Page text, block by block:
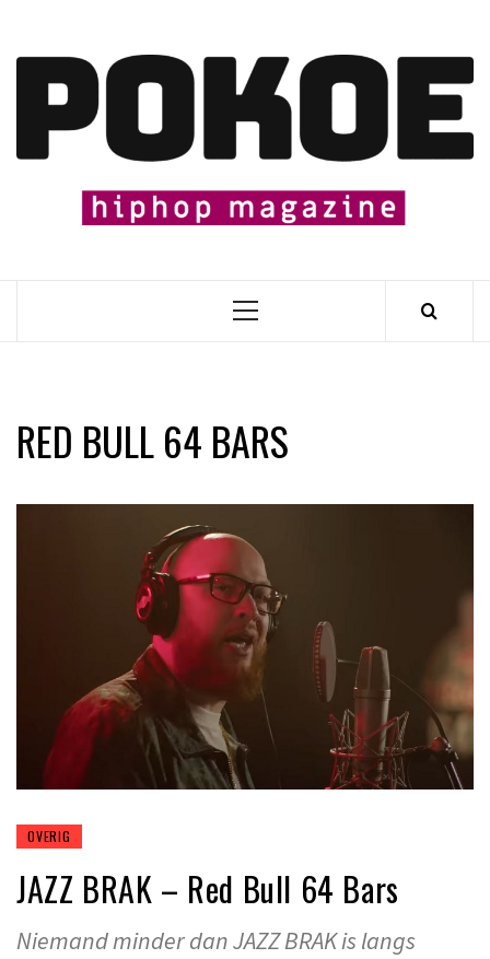
content
Primary
RED BULL 64 BARS
OVERIG
JAZZ BRAK – Red Bull 64 Bars
Niemand minder dan JAZZ BRAK is langs